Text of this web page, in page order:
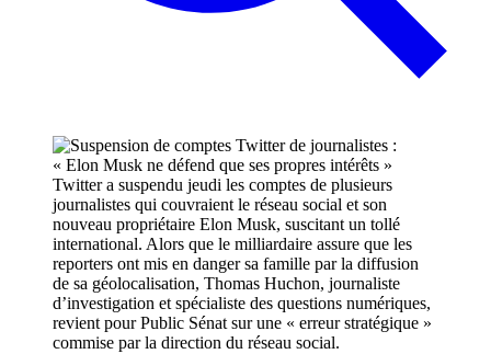
Twitter a suspendu jeudi les comptes de plusieurs
journalistes qui couvraient le réseau social et son
nouveau propriétaire Elon Musk, suscitant un tollé
international. Alors que le milliardaire assure que les
reporters ont mis en danger sa famille par la diffusion
de sa géolocalisation, Thomas Huchon, journaliste
d’investigation et spécialiste des questions numériques,
revient pour Public Sénat sur une « erreur stratégique »
commise par la direction du réseau social.